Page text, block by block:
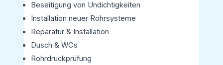
Beseitigung von Undichtigkeiten
Installation neuer Rohrsysteme
Reparatur & Installation
Dusch & WCs
Rohrdruckprüfung